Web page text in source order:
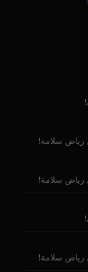
رياض سلامة!
رياض سلامة!
رياض سلامة!